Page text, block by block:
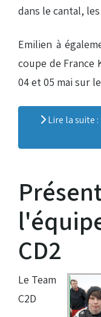
dans le cantal,
Emilien à
coupe de France
04 et 05 mai sur
Lire la suite
CD2
Le Team
C2D